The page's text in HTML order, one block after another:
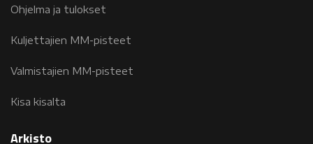
Ohjelma ja tulokset
Kuljettajien MM-pisteet
Valmistajien MM-pisteet
Kisa kisalta
Arkisto